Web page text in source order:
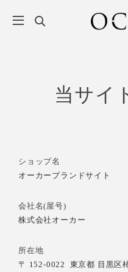
当サイ
ショップ名
オーカーブランドサイト
会社名(屋号)
株式会社オーカー
所在地
〒 152-0022 東京都 目黒区